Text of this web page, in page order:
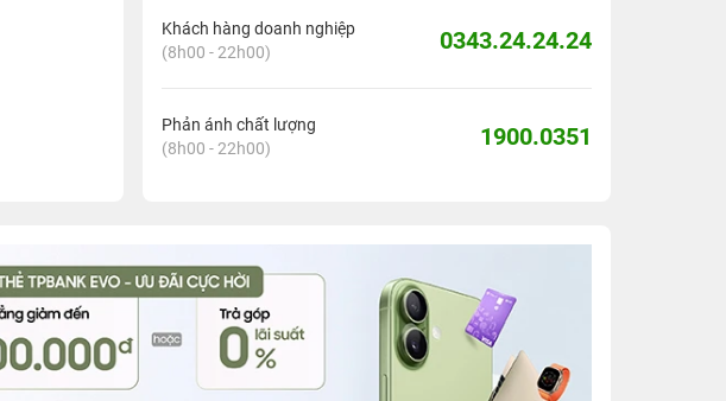
Khách hàng doanh nghiệp
(8h00 - 22h00)
0343.24.24.24
Phản ánh chất lượng
(8h00 - 22h00)
1900.0351